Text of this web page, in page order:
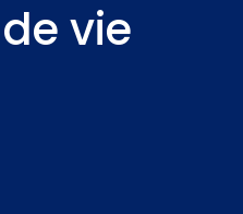
vie